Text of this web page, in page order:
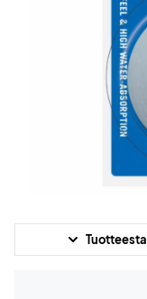
Tuotteesta